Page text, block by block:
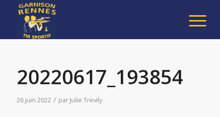
20220617_193854
26 juin 2022 / par Julie Trevily